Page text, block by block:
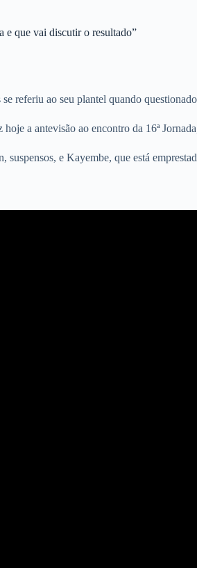
e que vai discutir o resultado”
referiu ao seu plantel quando
a antevisão ao encontro da 16ª
suspensos, e Kayembe, que está